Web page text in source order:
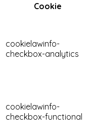
Cookie
cookielawinfo-
checkbox-analytics
cookielawinfo-
checkbox-functional